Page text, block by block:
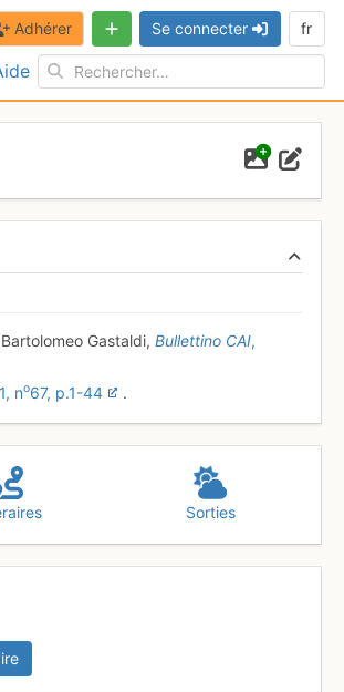
Adhérer Se connecter fr
Gastaldi,Bullettino CAI,
no67, p.1-44 .
Sorties